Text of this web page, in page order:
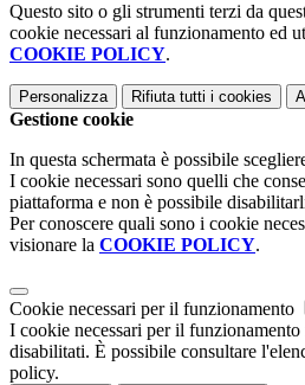
Questo sito o gli strumenti terzi da
cookie necessari al funzionamento ed
COOKIE POLICY.
Personalizza Rifiuta tutti i cookies
Gestione cookie
In questa schermata è possibile
I cookie necessari sono quelli che
piattaforma e non è possibile
Per conoscere quali sono i cookie
visionare la COOKIE POLICY.
Cookie necessari per il funzionamento
I cookie necessari per il funzionamento
disabilitati. È possibile consultare
policy.